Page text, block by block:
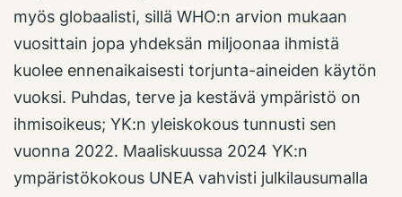
myös globaalisti, sillä WHO:n arvion mukaan
vuosittain jopa yhdeksän miljoonaa ihmistä
kuolee ennenaikaisesti torjunta-aineiden käytön
vuoksi. Puhdas, terve ja kestävä ympäristö on
ihmisoikeus; YK:n yleiskokous tunnusti sen
vuonna 2022. Maaliskuussa 2024 YK:n
ympäristökokous UNEA vahvisti julkilausumalla